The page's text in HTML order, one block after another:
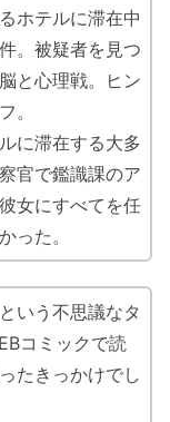
ホテルに滞在中
。被疑者を見つ
と心理戦。ヒン
。
に滞在する大多
官で鑑識課のア
女にすべてを任
った。
いう不思議なタ
コミックで読
たきっかけでし